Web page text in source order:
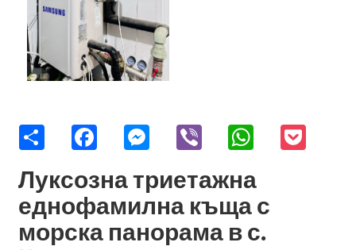
Share FacebookMessengerViber WhatsAppPocket
Луксозна триетажна
еднофамилна къща с
морска панорама в с.